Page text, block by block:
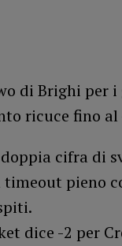
di Brighi per
ricuce fino al
cifra di
pieno
dice -2 per